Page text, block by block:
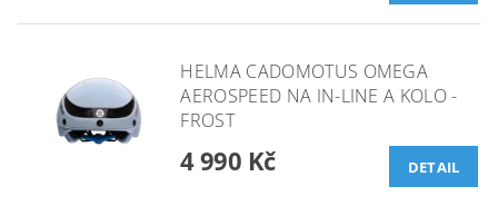
HELMA CADOMOTUS OMEGA
AEROSPEED NA IN-LINE A KOLO -
FROST
4 990 Kč DETAIL